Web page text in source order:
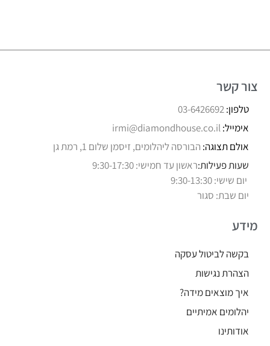
צור קשר
טלפון:03-6426692
אימייל:irmi@diamondhouse.co.il
אולם תצוגה: הבורסה ליהלומים, זיסמן שלום 1, רמת גן
שעות פעילות:ראשון עד חמישי: 9:30-17:30
יום שישי: 9:30-13:30
יום שבת: סגור
מידע
בקשה לביטול עסקה
הצהרת נגישות
איך מוצאים מידה?
יהלומים אמיתיים
אודותינו